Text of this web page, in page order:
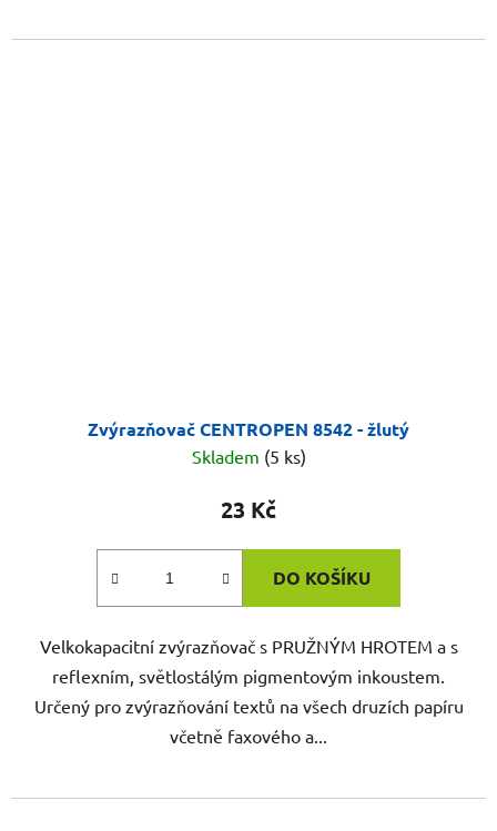
Zvýrazňovač CENTROPEN 8542 - žlutý
Skladem (5 ks)
23 Kč
DO KOŠÍKU
Velkokapacitní zvýrazňovač s PRUŽNÝM HROTEM a s
reflexním, světlostálým pigmentovým inkoustem.
Určený pro zvýrazňování textů na všech druzích papíru
včetně faxového a...